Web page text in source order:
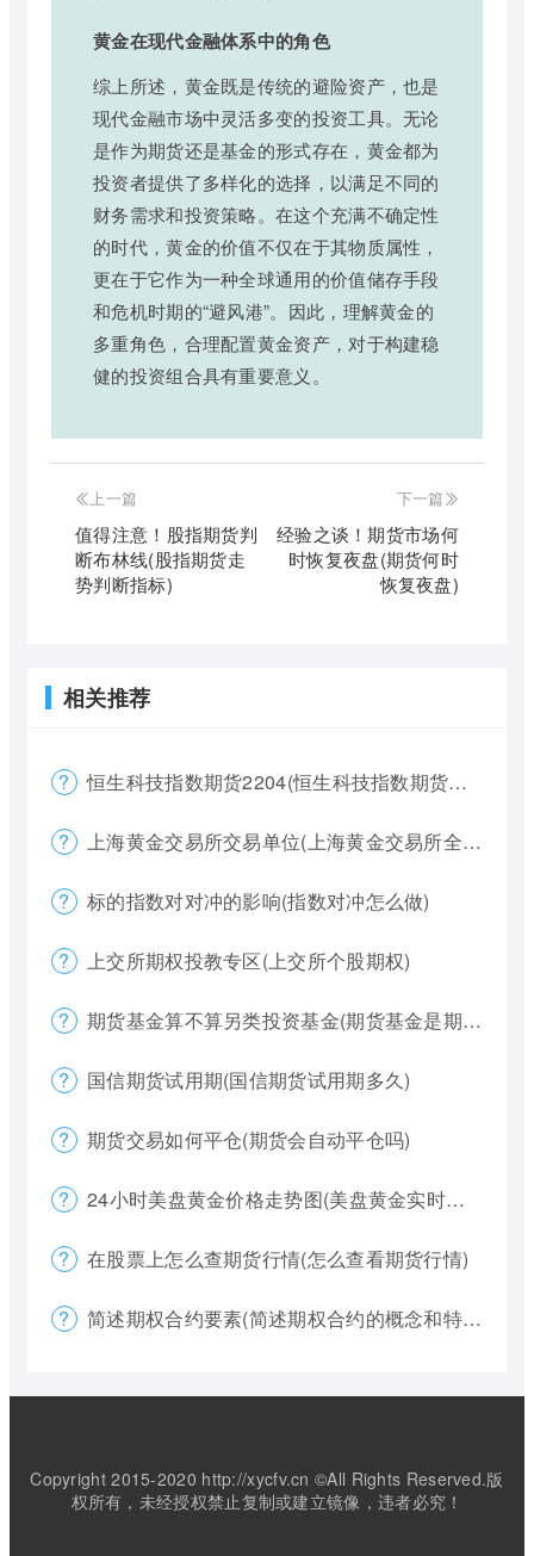
黄金在现代金融体系中的角色
综上所述，黄金既是传统的避险资产，也是
现代金融市场中灵活多变的投资工具。无论
是作为期货还是基金的形式存在，黄金都为
投资者提供了多样化的选择，以满足不同的
财务需求和投资策略。在这个充满不确定性
的时代，黄金的价值不仅在于其物质属性，
更在于它作为一种全球通用的价值储存手段
和危机时期的“避风港”。因此，理解黄金的
多重角色，合理配置黄金资产，对于构建稳
健的投资组合具有重要意义。
上一篇
值得注意！股指期货判
断布林线(股指期货走
势判断指标)
下一篇
经验之谈！期货市场何
时恢复夜盘(期货何时
恢复夜盘)
相关推荐
恒生科技指数期货2204(恒生科技指数期货夜盘)
上海黄金交易所交易单位(上海黄金交易所全称)
标的指数对对冲的影响(指数对冲怎么做)
上交所期权投教专区(上交所个股期权)
期货基金算不算另类投资基金(期货基金是期货还是基金)
国信期货试用期(国信期货试用期多久)
期货交易如何平仓(期货会自动平仓吗)
24小时美盘黄金价格走势图(美盘黄金实时行情怎么看)
在股票上怎么查期货行情(怎么查看期货行情)
简述期权合约要素(简述期权合约的概念和特点)
Copyright 2015-2020 http://xycfv.cn ©All Rights Reserved.版
权所有，未经授权禁止复制或建立镜像，违者必究！